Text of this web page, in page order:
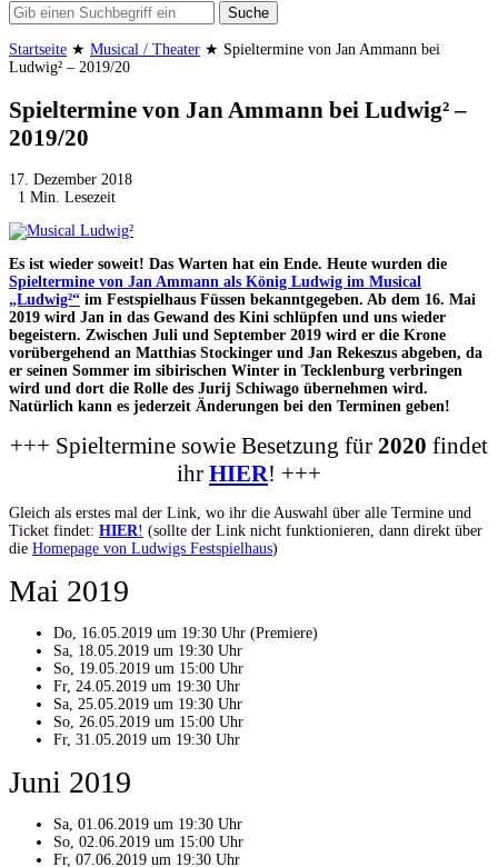
Suche
Startseite ★ Musical / Theater ★ Spieltermine von Jan Ammann bei
Ludwig² – 2019/20
Spieltermine von Jan Ammann bei Ludwig² –
2019/20
17. Dezember 2018
1 Min. Lesezeit
Es ist wieder soweit! Das Warten hat ein Ende. Heute wurden die
Spieltermine von Jan Ammann als König Ludwig im Musical
„Ludwig²“ im Festspielhaus Füssen bekanntgegeben. Ab dem 16. Mai
2019 wird Jan in das Gewand des Kini schlüpfen und uns wieder
begeistern. Zwischen Juli und September 2019 wird er die Krone
vorübergehend an Matthias Stockinger und Jan Rekeszus abgeben, da
er seinen Sommer im sibirischen Winter in Tecklenburg verbringen
wird und dort die Rolle des Jurij Schiwago übernehmen wird.
Natürlich kann es jederzeit Änderungen bei den Terminen geben!
+++ Spieltermine sowie Besetzung für 2020 findet
ihr HIER! +++
Gleich als erstes mal der Link, wo ihr die Auswahl über alle Termine und
Ticket findet: HIER! (sollte der Link nicht funktionieren, dann direkt über
die Homepage von Ludwigs Festspielhaus)
Mai 2019
Do, 16.05.2019 um 19:30 Uhr (Premiere)
Sa, 18.05.2019 um 19:30 Uhr
So, 19.05.2019 um 15:00 Uhr
Fr, 24.05.2019 um 19:30 Uhr
Sa, 25.05.2019 um 19:30 Uhr
So, 26.05.2019 um 15:00 Uhr
Fr, 31.05.2019 um 19:30 Uhr
Juni 2019
Sa, 01.06.2019 um 19:30 Uhr
So, 02.06.2019 um 15:00 Uhr
Fr, 07.06.2019 um 19:30 Uhr